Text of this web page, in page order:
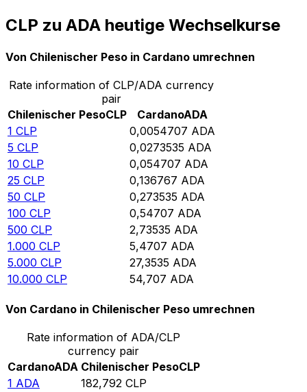
CLP zu ADA heutige Wechselkurse
Von Chilenischer Peso in Cardano umrechnen
Rate information of CLP/ADA currency
pair
Chilenischer PesoCLP CardanoADA
1 CLP 0,0054707 ADA
5 CLP 0,0273535 ADA
10 CLP 0,054707 ADA
25 CLP 0,136767 ADA
50 CLP 0,273535 ADA
100 CLP 0,54707 ADA
500 CLP 2,73535 ADA
1.000 CLP 5,4707 ADA
5.000 CLP 27,3535 ADA
10.000 CLP 54,707 ADA
Von Cardano in Chilenischer Peso umrechnen
Rate information of ADA/CLP
currency pair
CardanoADA Chilenischer PesoCLP
1 ADA 182,792 CLP